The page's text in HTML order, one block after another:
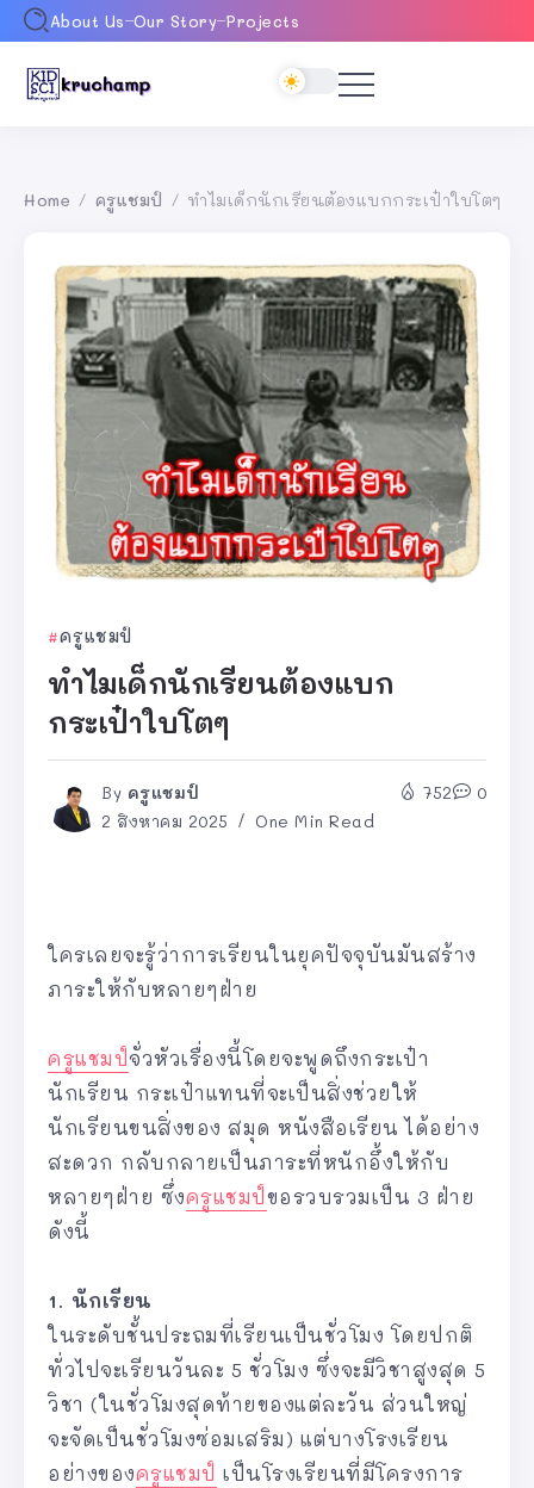
About Us Our Story Projects
Home / ครูแชมป์ / ทำไมเด็กนักเรียนต้องแบกกระเป๋าใบโตๆ
ครูแชมป์
ทำไมเด็กนักเรียนต้องแบก
กระเป๋าใบโตๆ
By ครูแชมป์
2 สิงหาคม 2025
One Min Read
752 0
ใครเลยจะรู้ว่าการเรียนในยุคปัจจุบันมันสร้าง
ภาระให้กับหลายๆฝ่าย
ครูแชมป์จั่วหัวเรื่องนี้โดยจะพูดถึงกระเป๋า
นักเรียน กระเป๋าแทนที่จะเป็นสิ่งช่วยให้
นักเรียนขนสิ่งของ สมุด หนังสือเรียน ได้อย่าง
สะดวก กลับกลายเป็นภาระที่หนักอึ้งให้กับ
หลายๆฝ่าย ซึ่งครูแชมป์ขอรวบรวมเป็น 3 ฝ่าย
ดังนี้
1. นักเรียน
ในระดับชั้นประถมที่เรียนเป็นชั่วโมง โดยปกติ
ทั่วไปจะเรียนวันละ 5 ชั่วโมง ซึ่งจะมีวิชาสูงสุด 5
วิชา (ในชั่วโมงสุดท้ายของแต่ละวัน ส่วนใหญ่
จะจัดเป็นชั่วโมงซ่อมเสริม) แต่บางโรงเรียน
อย่างของครูแชมป์ เป็นโรงเรียนที่มีโครงการ